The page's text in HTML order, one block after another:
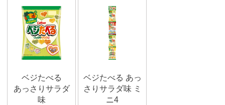
ベジたべる
あっさりサラダ
味
ベジたべる あっ
さりサラダ味 ミ
ニ4